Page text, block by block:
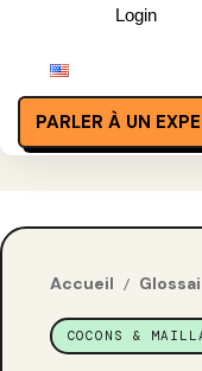
Login
PARLER À UN
Accueil /
COCONS &